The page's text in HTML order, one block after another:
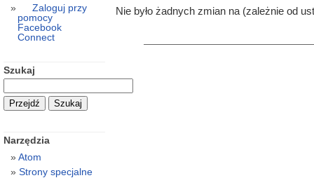
Nie było żadnych zmian na (zależnie od
Zaloguj przy
pomocy
Facebook
Connect
Szukaj
Narzędzia
Atom
Strony specjalne